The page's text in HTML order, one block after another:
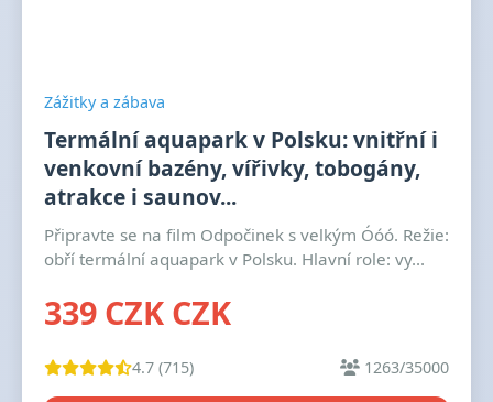
Zážitky a zábava
Termální aquapark v Polsku: vnitřní i
venkovní bazény, vířivky, tobogány,
atrakce i saunov...
Připravte se na film Odpočinek s velkým Óóó. Režie:
obří termální aquapark v Polsku. Hlavní role: vy...
339 CZK CZK
4.7 (715) 1263/35000